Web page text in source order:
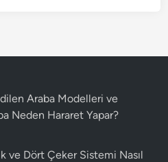
Araba Modelleri ve
Neden Hararet Yapar?
ve Dört Çeker Sistemi Nasıl